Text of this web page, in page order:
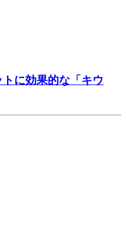
に効果的な「キウ